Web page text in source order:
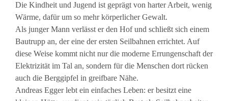
Die Kindheit und Jugend ist geprägt von harter Arbeit, wenig
Wärme, dafür um so mehr körperlicher Gewalt.
Als junger Mann verlässt er den Hof und schließt sich einem
Bautrupp an, der eine der ersten Seilbahnen errichtet. Auf
diese Weise kommt nicht nur die moderne Errungenschaft der
Elektrizität im Tal an, sondern für die Menschen dort rücken
auch die Berggipfel in greifbare Nähe.
Andreas Egger lebt ein einfaches Leben: er besitzt eine